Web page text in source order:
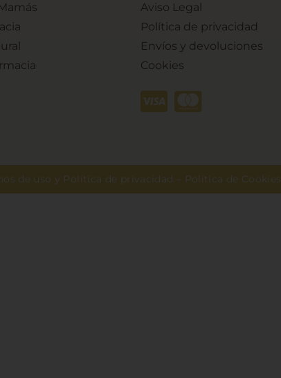
Aviso Legal
Política de privacidad
Envíos y devoluciones
Cookies
de uso y Política de privacidad Política de Cookies